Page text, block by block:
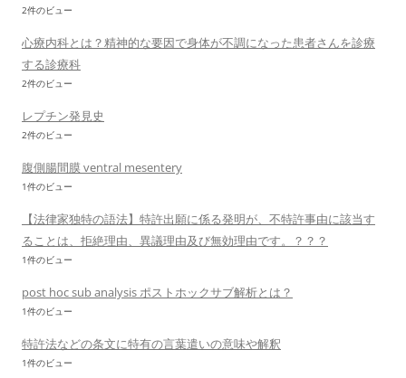
2件のビュー
心療内科とは？精神的な要因で身体が不調になった患者さんを診療
する診療科
2件のビュー
レプチン発見史
2件のビュー
腹側腸間膜 ventral mesentery
1件のビュー
【法律家独特の語法】特許出願に係る発明が、不特許事由に該当す
ることは、拒絶理由、異議理由及び無効理由です。？？？
1件のビュー
post hoc sub analysis ポストホックサブ解析とは？
1件のビュー
特許法などの条文に特有の言葉遣いの意味や解釈
1件のビュー